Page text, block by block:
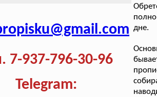
7-937-796-30-96
Telegram:
дне.